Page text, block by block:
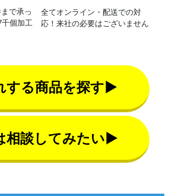
で承っ
個加工
全てオンライン・配送での対
応！来社の必要はございません
する商品を探す▶
相談してみたい▶